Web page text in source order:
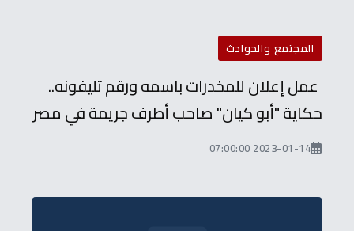
المجتمع والحوادث
عمل إعلان للمخدرات باسمه ورقم تليفونه..
حكاية "أبو كيان" صاحب أطرف جريمة في مصر
2023-01-14 07:00:00